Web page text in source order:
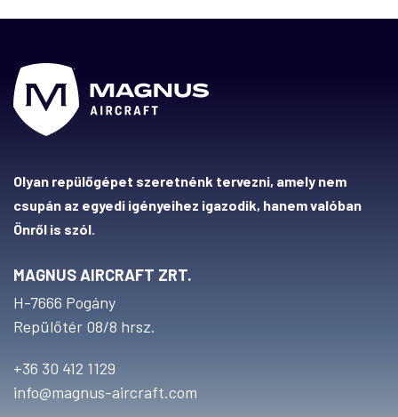
Olyan repülőgépet szeretnénk tervezni, amely nem
csupán az egyedi igényeihez igazodik, hanem valóban
Önről is szól.
MAGNUS AIRCRAFT ZRT.
H-7666 Pogány
Repülőtér 08/8 hrsz.
+36 30 412 1129
info@magnus-aircraft.com